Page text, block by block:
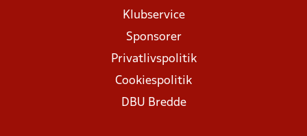
Klubservice
Sponsorer
Privatlivspolitik
Cookiespolitik
DBU Bredde